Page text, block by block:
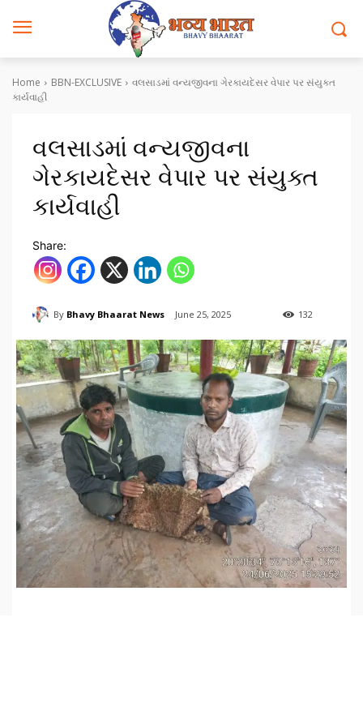
Home BBN-EXCLUSIVE
વલસાડમાં વન્યજીવના ગેરકાયદેસર વેપાર પર સંયુક્ત
કાર્યવાહી
વલસાડમાં વન્યજીવના
ગેરકાયદેસર વેપાર પર સંયુક્ત
કાર્યવાહી
Share:
By Bhavy Bhaarat News June 25, 2025 132